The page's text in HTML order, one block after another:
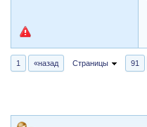
1 «назад Страницы 91